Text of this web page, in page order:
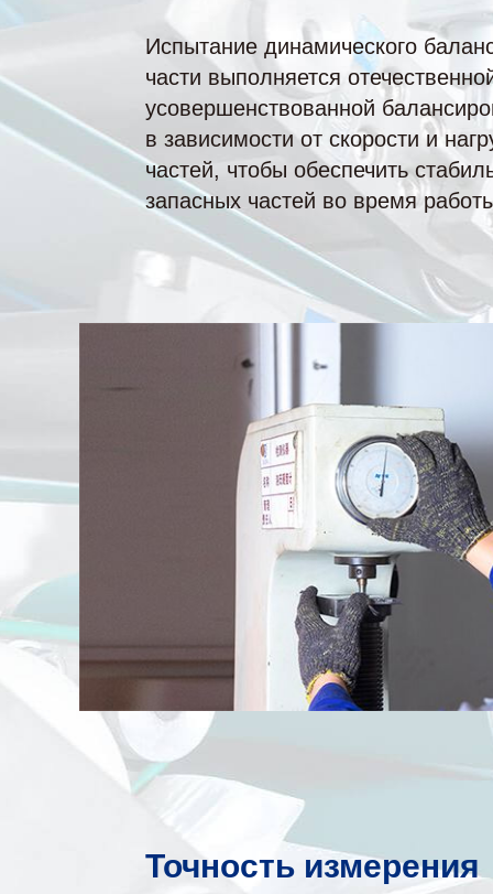
Испытание динамического
части выполняется
усовершенствованной
в зависимости от скорости и
частей, чтобы обеспечить
запасных частей во время
Точность измерения